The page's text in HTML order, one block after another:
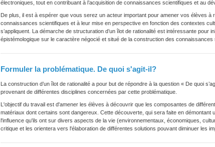
électroniques, tout en contribuant à l’acquisition de connaissances scientifiques et au
De plus, il est à espérer que vous serez un acteur important pour amener vos élèves à
connaissances scientifiques et à leur mise en perspective en fonction des contextes
s’appliquent. La démarche de structuration d’un îlot de rationalité est intéressante pour
épistémologique sur le caractère négocié et situé de la construction des connaissances
Formuler la problématique. De quoi s'agit-il?
La construction d’un îlot de rationalité a pour but de répondre à la question « De quoi
provenant de différentes disciplines concernées par cette problématique.
L'objectif du travail est d'amener les élèves à découvrir que les composantes de
matériaux dont certains sont dangereux. Cette découverte, qui sera faite en démontant
l'influence qu'ils ont sur divers aspects de la vie (environnementaux, économiques,
critique et les orientera vers l'élaboration de différentes solutions pouvant diminuer les